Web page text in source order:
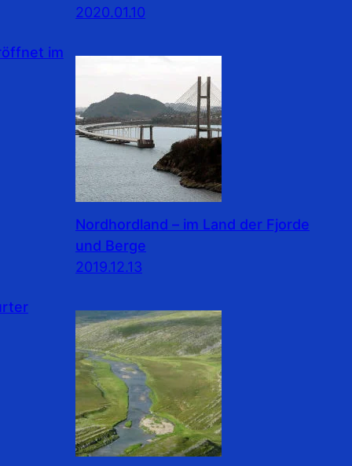
2020.01.10
im
Nordhordland – im Land der Fjorde
und Berge
2019.12.13